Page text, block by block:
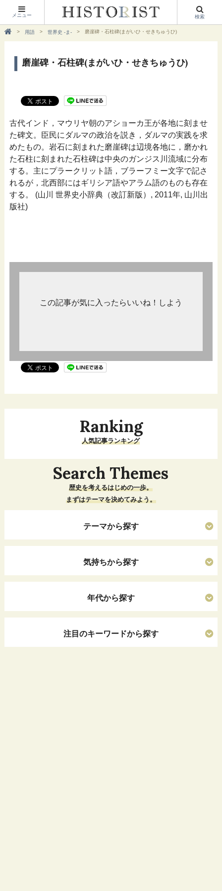
メニュー 検索
用語 世界史 -ま- 磨崖碑・石柱碑(まがいひ・せきちゅうひ)
磨崖碑・石柱碑(まがいひ・せきちゅうひ)
古代インド，マウリヤ朝のアショーカ王が各地に刻ませ
た碑文。臣民にダルマの政治を説き，ダルマの実践を求
めたもの。岩石に刻まれた磨崖碑は辺境各地に，磨かれ
た石柱に刻まれた石柱碑は中央のガンジス川流域に分布
する。主にプラークリット語，ブラーフミー文字で記さ
れるが，北西部にはギリシア語やアラム語のものも存在
する。 (山川 世界史小辞典（改訂新版）, 2011年, 山川出
版社)
この記事が気に入ったらいいね！しよう
Ranking
人気記事ランキング
Search Themes
歴史を考えるはじめの一歩。
まずはテーマを決めてみよう。
テーマから探す
気持ちから探す
年代から探す
注目のキーワードから探す